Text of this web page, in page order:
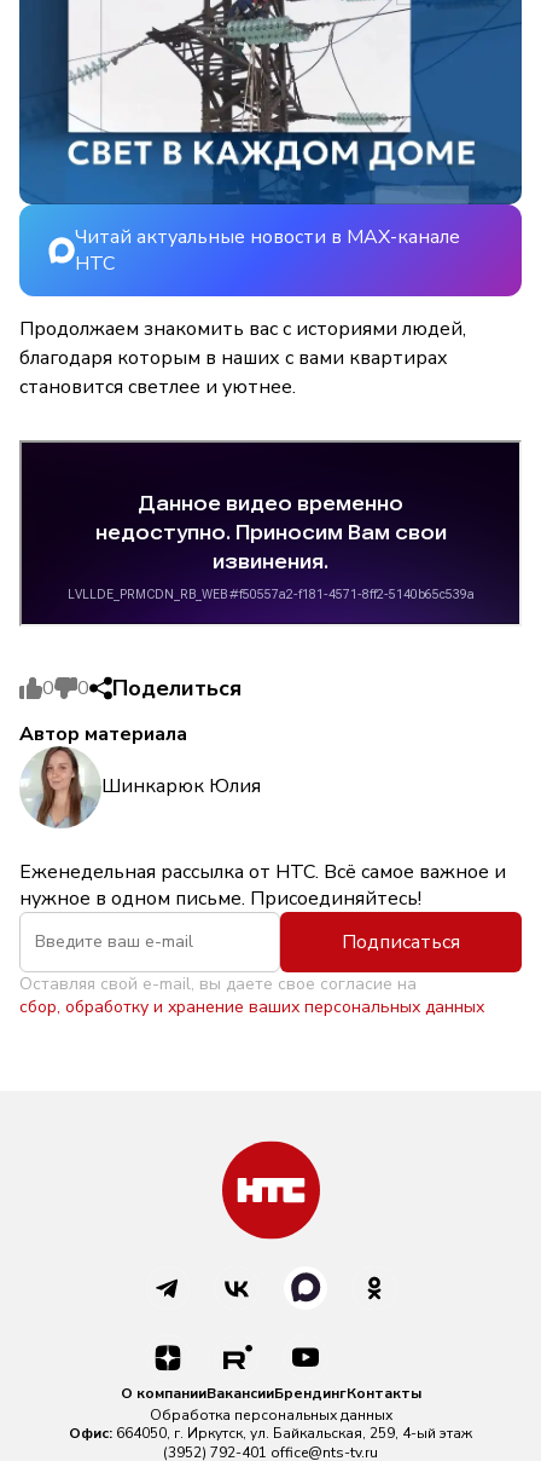
Читай актуальные новости в MAX-канале
НТС
Продолжаем знакомить вас с историями людей,
благодаря которым в наших с вами квартирах
становится светлее и уютнее.
0 0 Поделиться
Автор материала
Шинкарюк Юлия
Еженедельная рассылка от НТС. Всё самое важное и
нужное в одном письме. Присоединяйтесь!
Подписаться
Оставляя свой e-mail, вы даете свое согласие на
сбор, обработку и хранение ваших персональных данных
О компанииВакансииБрендингКонтакты
Обработка персональных данных
Офис: 664050, г. Иркутск, ул. Байкальская, 259, 4-ый этаж
(3952) 792-401 office@nts-tv.ru